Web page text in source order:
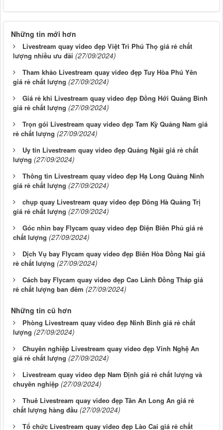
Những tin mới hơn
Livestream quay video đẹp Việt Trì Phú Thọ giá rẻ chất
lượng nhiều ưu đãi (27/09/2024)
Tham khảo Livestream quay video đẹp Tuy Hòa Phú Yên
giá rẻ chất lượng (27/09/2024)
Giá rẻ khi Livestream quay video đẹp Đồng Hới Quảng Bình
giá rẻ chất lượng (27/09/2024)
Trọn gói Livestream quay video đẹp Tam Kỳ Quảng Nam giá
rẻ chất lượng (27/09/2024)
Uy tín Livestream quay video đẹp Quảng Ngãi giá rẻ chất
lượng (27/09/2024)
Thông tin Livestream quay video đẹp Hạ Long Quảng Ninh
giá rẻ chất lượng (27/09/2024)
chụp quay Livestream quay video đẹp Đông Hà Quảng Trị
giá rẻ chất lượng (27/09/2024)
Góc nhìn bay Flycam quay video đẹp Điện Biên Phủ giá rẻ
chất lượng (27/09/2024)
Dịch Vụ bay Flycam quay video đẹp Biên Hòa Đồng Nai giá
rẻ chất lượng (27/09/2024)
Cách bay Flycam quay video đẹp Cao Lãnh Đồng Tháp giá
rẻ chất lượng ban đêm (27/09/2024)
Những tin cũ hơn
Phòng Livestream quay video đẹp Ninh Bình giá rẻ chất
lượng (27/09/2024)
Chuyên nghiệp Livestream quay video đẹp Vinh Nghệ An
giá rẻ chất lượng (27/09/2024)
Livestream quay video đẹp Nam Định giá rẻ chất lượng và
chuyên nghiệp (27/09/2024)
Thuê Livestream quay video đẹp Tân An Long An giá rẻ
chất lượng hàng đầu (27/09/2024)
Tổ chức Livestream quay video đẹp Lào Cai giá rẻ chất